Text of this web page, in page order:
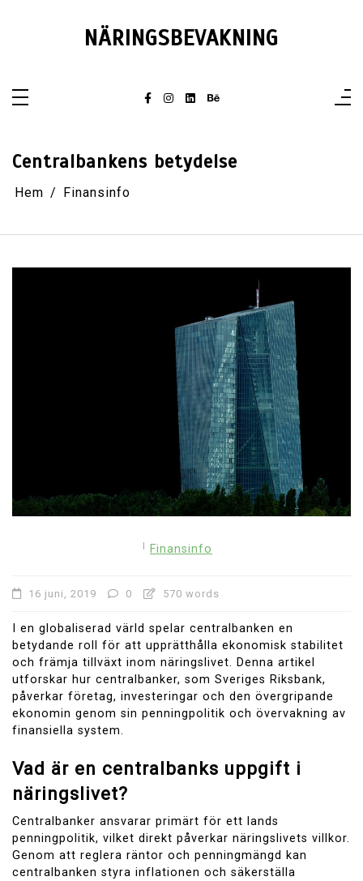
NÄRINGSBEVAKNING
Centralbankens betydelse
Hem Finansinfo
I Finansinfo
16 juni, 2019 0 570 words
I en globaliserad värld spelar centralbanken en
betydande roll för att upprätthålla ekonomisk stabilitet
och främja tillväxt inom näringslivet. Denna artikel
utforskar hur centralbanker, som Sveriges Riksbank,
påverkar företag, investeringar och den övergripande
ekonomin genom sin penningpolitik och övervakning av
finansiella system.
Vad är en centralbanks uppgift i
näringslivet?
Centralbanker ansvarar primärt för ett lands
penningpolitik, vilket direkt påverkar näringslivets villkor.
Genom att reglera räntor och penningmängd kan
centralbanken styra inflationen och säkerställa